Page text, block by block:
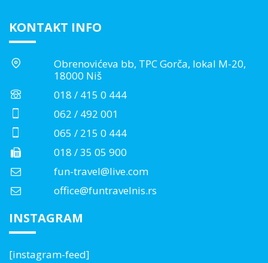
KONTAKT INFO
Obrenovićeva bb, TPC Gorča, lokal M-20,
18000 Niš
018 / 415 0 444
062 / 492 001
065 / 215 0 444
018 / 35 05 900
fun-travel@live.com
office@funtravelnis.rs
INSTAGRAM
[instagram-feed]